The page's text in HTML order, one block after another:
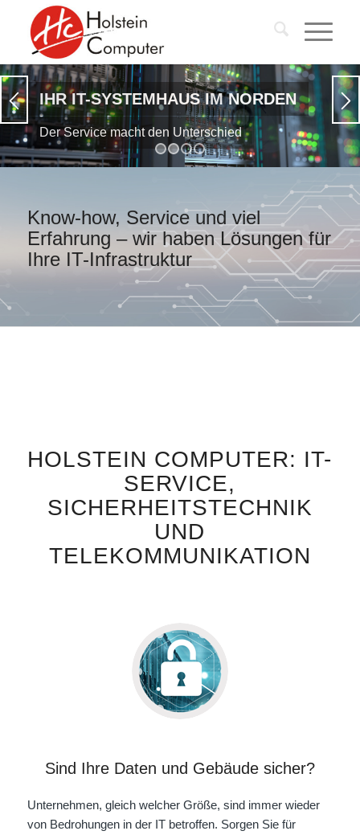
IHR IT-SYSTEMHAUS IM NORDEN
Der Service macht den Unterschied
1 2 4
Know-how, Service und viel
Erfahrung – wir haben Lösungen für
Ihre IT-Infrastruktur
HOLSTEIN COMPUTER: IT-
SERVICE,
SICHERHEITSTECHNIK
UND
TELEKOMMUNIKATION
Sind Ihre Daten und Gebäude sicher?
Unternehmen, gleich welcher Größe, sind immer wieder
von Bedrohungen in der IT betroffen. Sorgen Sie für